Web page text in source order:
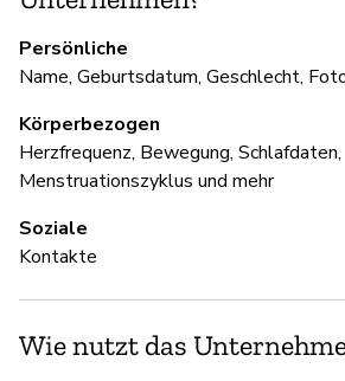
Persönliche
Name, Geburtsdatum, Geschlecht,
Körperbezogen
Herzfrequenz, Bewegung, Schlafdaten,
Menstruationszyklus und mehr
Soziale
Kontakte
Wie nutzt das